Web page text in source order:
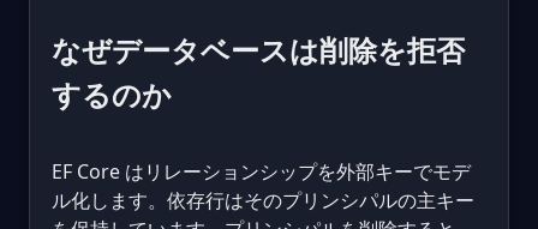
なぜデータベースは削除を拒否
するのか
EF Core はリレーションシップを外部キーでモデ
ル化します。依存行はそのプリンシパルの主キー